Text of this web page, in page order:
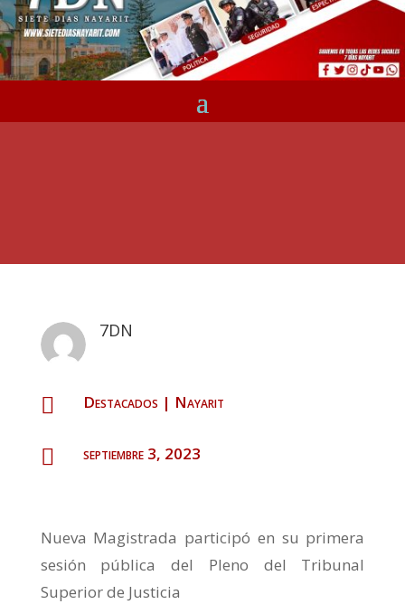
7DN
 Destacados | Nayarit
 septiembre 3, 2023
Nueva Magistrada participó en su primera
sesión pública del Pleno del Tribunal
Superior de Justicia